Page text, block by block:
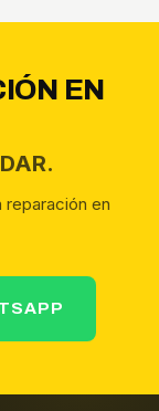
EN
en